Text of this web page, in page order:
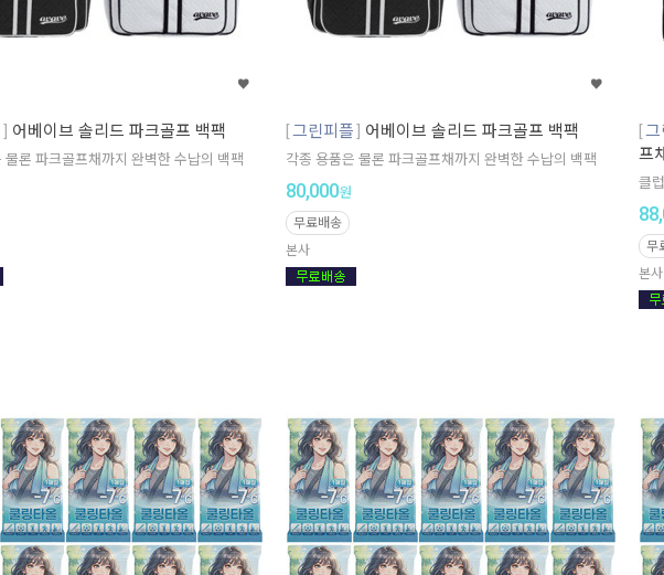
어베이브 솔리드 파크골프 백팩
물론 파크골프채까지 완벽한 수납의 백팩
그린피플 어베이브 솔리드 파크골프 백팩
각종 용품은 물론 파크골프채까지 완벽한 수납의 백팩
80,000원
무료배송
본사
그
프
클
무
본사